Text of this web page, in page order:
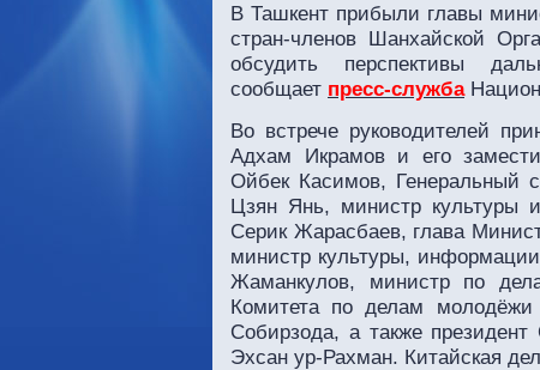
В Ташкент прибыли главы
стран-членов Шанхайской
обсудить перспективы
сообщает пресс-служба
Во встрече руководителей
Адхам Икрамов и его
Ойбек Касимов, Генеральный
Цзян Янь, министр культуры
Серик Жарасбаев, глава
министр культуры,
Жаманкулов, министр по
Комитета по делам молодёжи
Собирзода, а также президент
Эхсан ур-Рахман. Китайская